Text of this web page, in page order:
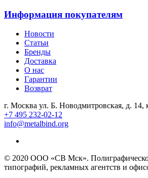
Информация покупателям
Новости
Статьи
Бренды
Доставка
О нас
Гарантии
Возврат
г. Москва ул. Б. Новодмитровская, д. 14,
+7 495 232-02-12
info@metalbind.org
© 2020 ООО «СВ Мск».
типографий, рекламных агентств и